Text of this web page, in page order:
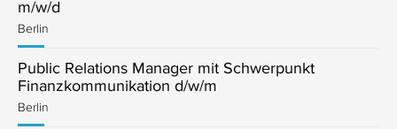
m/w/d
Berlin
Public Relations Manager mit Schwerpunkt
Finanzkommunikation d/w/m
Berlin